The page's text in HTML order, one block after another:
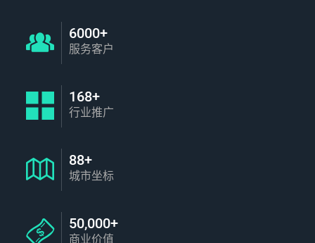
6000+
服务客户
168+
行业推广
88+
城市坐标
50,000+
商业价值